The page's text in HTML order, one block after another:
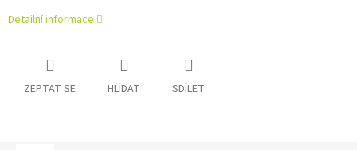
Detailní informace
ZEPTAT SE HLÍDAT SDÍLET